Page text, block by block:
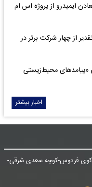
ایمیدرو از پروژه اس ام
از چهار شرکت برتر در
«پیامدهای محیط‌زیستی
اخبار بیشتر
کوی فردوس-کوچه سعدی شرقی-